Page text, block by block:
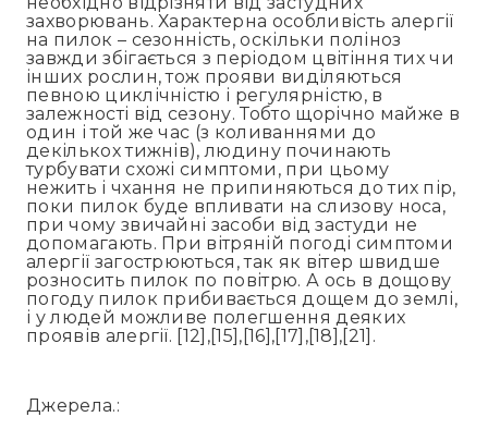
захворювань. Характерна особливість алергії
на пилок – сезонність, оскільки поліноз
завжди збігається з періодом цвітіння тих чи
інших рослин, тож прояви виділяються
певною циклічністю і регулярністю, в
залежності від сезону. Тобто щорічно майже в
один і той же час (з коливаннями до
декількох тижнів), людину починають
турбувати схожі симптоми, при цьому
нежить і чхання не припиняються до тих пір,
поки пилок буде впливати на слизову носа,
при чому звичайні засоби від застуди не
допомагають. При вітряній погоді симптоми
алергії загострюються, так як вітер швидше
розносить пилок по повітрю. А ось в дощову
погоду пилок прибивається дощем до землі,
і у людей можливе полегшення деяких
проявів алергії. [12],[15],[16],[17],[18],[21].
Джерела.: